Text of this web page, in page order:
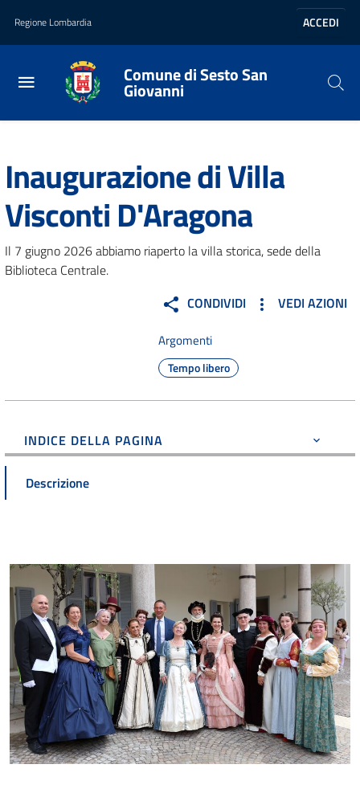
Vai al contenuto principale
Vai al footer
Regione Lombardia ACCEDI
Comune di Sesto San
Giovanni
Gallerie
Inaugurazione di Villa
Visconti D'Aragona
Il 7 giugno 2026 abbiamo riaperto la villa storica, sede della
Biblioteca Centrale.
CONDIVIDI
VEDI AZIONI
Argomenti
Tempo libero
INDICE DELLA PAGINA
Descrizione